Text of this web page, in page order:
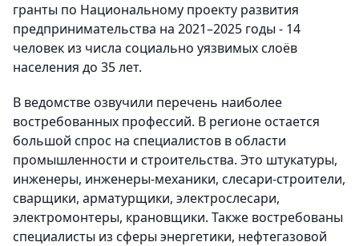
гранты по Национальному проекту развития
предпринимательства на 2021–2025 годы - 14
человек из числа социально уязвимых слоёв
населения до 35 лет.
В ведомстве озвучили перечень наиболее
востребованных профессий. В регионе остается
большой спрос на специалистов в области
промышленности и строительства. Это штукатуры,
инженеры, инженеры-механики, слесари-строители,
сварщики, арматурщики, электрослесари,
электромонтеры, крановщики. Также востребованы
специалисты из сферы энергетики, нефтегазовой